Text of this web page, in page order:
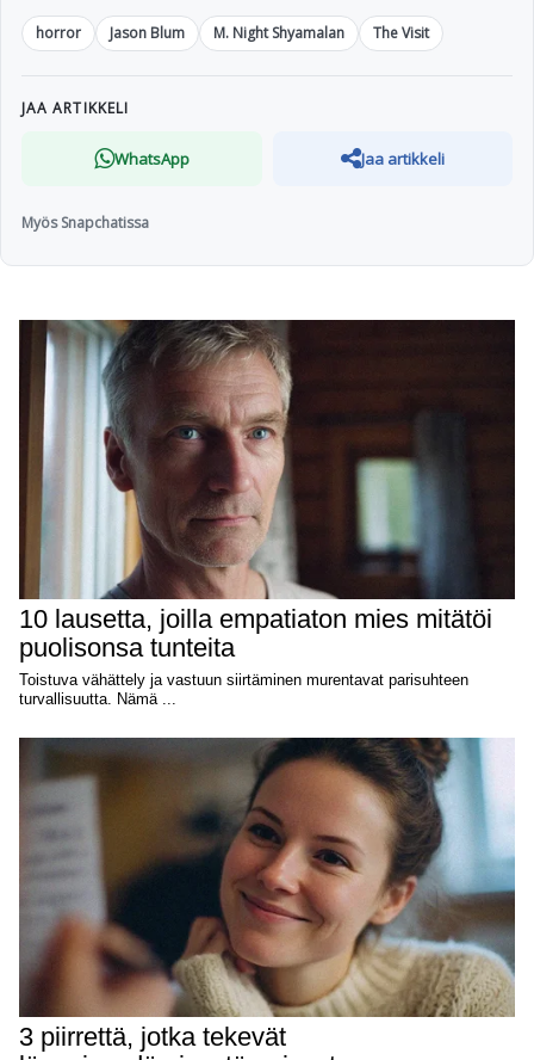
horror
Jason Blum M. Night Shyamalan The Visit
JAA ARTIKKELI
WhatsApp Jaa artikkeli
Myös Snapchatissa